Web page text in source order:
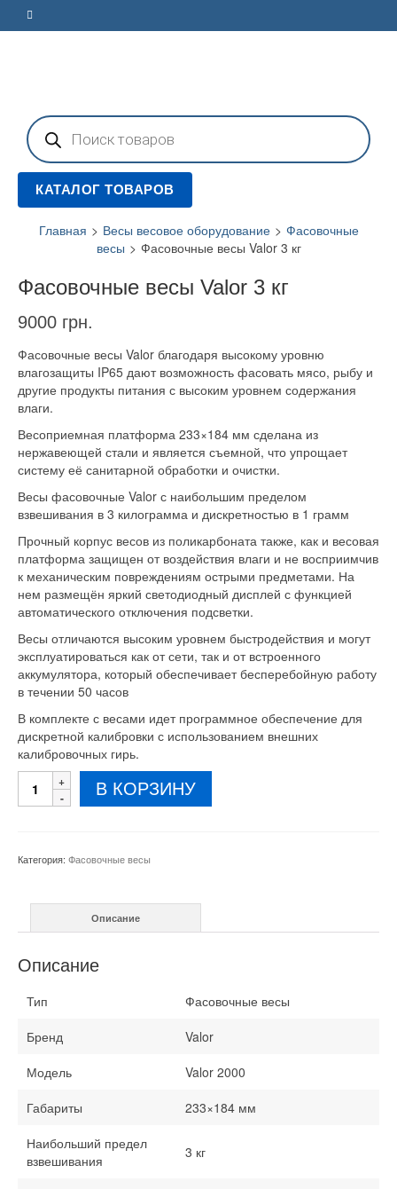
Поиск
товаров
КАТАЛОГ ТОВАРОВ
Главная > Весы весовое оборудование > Фасовочные
весы > Фасовочные весы Valor 3 кг
Фасовочные весы Valor 3 кг
9000 грн.
Фасовочные весы Valor благодаря высокому уровню
влагозащиты IP65 дают возможность фасовать мясо, рыбу и
другие продукты питания с высоким уровнем содержания
влаги.
Весоприемная платформа 233×184 мм сделана из
нержавеющей стали и является съемной, что упрощает
систему её санитарной обработки и очистки.
Весы фасовочные Valor с наибольшим пределом
взвешивания в 3 килограмма и дискретностью в 1 грамм
Прочный корпус весов из поликарбоната также, как и весовая
платформа защищен от воздействия влаги и не восприимчив
к механическим повреждениям острыми предметами. На
нем размещён яркий светодиодный дисплей с функцией
автоматического отключения подсветки.
Весы отличаются высоким уровнем быстродействия и могут
эксплуатироваться как от сети, так и от встроенного
аккумулятора, который обеспечивает бесперебойную работу
в течении 50 часов
В комплекте с весами идет программное обеспечение для
дискретной калибровки с использованием внешних
калибровочных гирь.
Количество
товара
3
В КОРЗИНУ
Категория: Фасовочные весы
Описание
Описание
Тип
Фасовочные весы
Бренд
Valor
Модель
Valor 2000
Габариты
233×184 мм
Наибольший предел
взвешивания
3 кг